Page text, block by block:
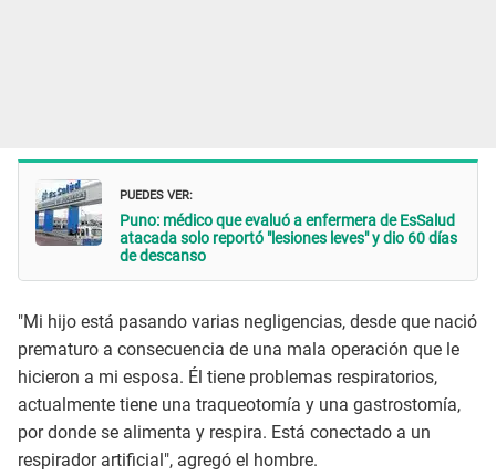
PUEDES VER:
Puno: médico que evaluó a enfermera de EsSalud
atacada solo reportó "lesiones leves" y dio 60 días
de descanso
"Mi hijo está pasando varias negligencias, desde que nació
prematuro a consecuencia de una mala operación que le
hicieron a mi esposa. Él tiene problemas respiratorios,
actualmente tiene una traqueotomía y una gastrostomía,
por donde se alimenta y respira. Está conectado a un
respirador artificial", agregó el hombre.